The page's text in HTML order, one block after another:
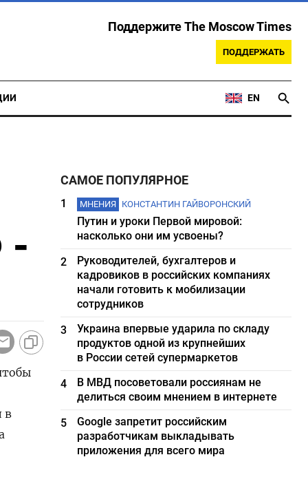
Поддержите The Moscow Times
ПОДДЕРЖАТЬ
EN
-
в
САМОЕ ПОПУЛЯРНОЕ
1 МНЕНИЯ КОНСТАНТИН ГАЙВОРОНСКИЙ
Путин и уроки Первой мировой:
насколько они им усвоены?
2
Руководителей, бухгалтеров и
кадровиков в российских компаниях
начали готовить к мобилизации
сотрудников
3
Украина впервые ударила по складу
продуктов одной из крупнейших
в России сетей супермаркетов
4
В МВД посоветовали россиянам не
делиться своим мнением в интернете
5
Google запретит российским
разработчикам выкладывать
приложения для всего мира